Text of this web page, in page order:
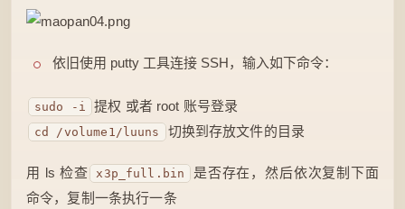
依旧使用 putty 工具连接 SSH，输入如下命令：
sudo -i 提权 或者 root 账号登录
cd /volume1/luuns 切换到存放文件的目录
用 ls 检查 x3p_full.bin
是否存在，然后依次复制下面
命令，复制一条执行一条